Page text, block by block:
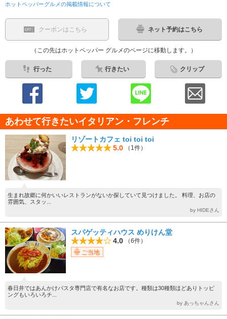
ホットペッパーグルメの掲載情報について
クーポンはこちら ネット予約はこちら
（この先はホットペッパー グルメのページに移動します。）
行った 行きたい クリップ
あわせて行きたいイタリアン・フレンチ
リゾートカフェ toi toi toi
5.0
（1件）
生まれ故郷に何かいいレストランがないか探していて見つけました。 料理、お店の
雰囲気、スタッ...
by HIDEさん
スパゲッティハウス めりけん堂
4.0
（6件）
ご当地
春日井ではあんかけパスタ専門店で有名なお店です。種類は30種類ほどありトッピ
ングもいろいろチ...
by あっちゃんさん